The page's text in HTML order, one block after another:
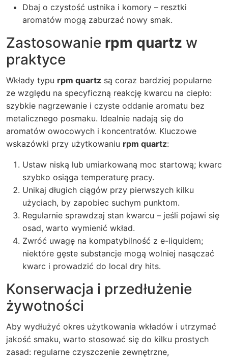
Dbaj o czystość ustnika i komory – resztki
aromatów mogą zaburzać nowy smak.
Zastosowanie rpm quartz w
praktyce
Wkłady typu rpm quartz są coraz bardziej popularne
ze względu na specyficzną reakcję kwarcu na ciepło:
szybkie nagrzewanie i czyste oddanie aromatu bez
metalicznego posmaku. Idealnie nadają się do
aromatów owocowych i koncentratów. Kluczowe
wskazówki przy użytkowaniu rpm quartz:
Ustaw niską lub umiarkowaną moc startową; kwarc
szybko osiąga temperaturę pracy.
Unikaj długich ciągów przy pierwszych kilku
użyciach, by zapobiec suchym punktom.
Regularnie sprawdzaj stan kwarcu – jeśli pojawi się
osad, warto wymienić wkład.
Zwróć uwagę na kompatybilność z e-liquidem;
niektóre gęste substancje mogą wolniej nasączać
kwarc i prowadzić do local dry hits.
Konserwacja i przedłużenie
żywotności
Aby wydłużyć okres użytkowania wkładów i utrzymać
jakość smaku, warto stosować się do kilku prostych
zasad: regularne czyszczenie zewnętrzne,